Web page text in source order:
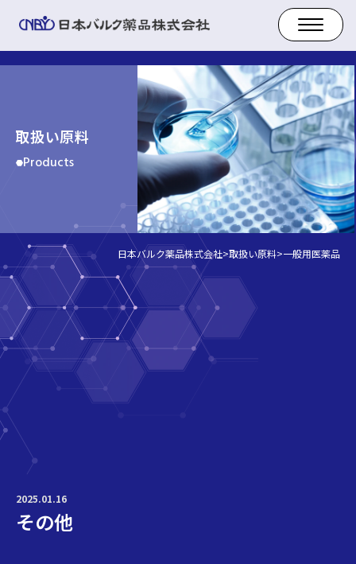
取扱い原料
Products
日本バルク薬品株式会社>取扱い原料>一般用医薬品
2025.01.16
その他